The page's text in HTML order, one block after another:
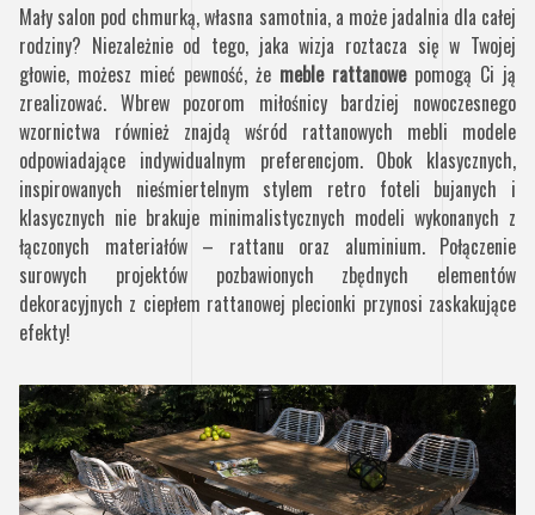
Mały salon pod chmurką, własna samotnia, a może jadalnia dla całej
rodziny? Niezależnie od tego, jaka wizja roztacza się w Twojej
głowie, możesz mieć pewność, że meble rattanowepomogą Ci ją
zrealizować. Wbrew pozorom miłośnicy bardziej nowoczesnego
wzornictwa również znajdą wśród rattanowych mebli modele
odpowiadające indywidualnym preferencjom. Obok klasycznych,
inspirowanych nieśmiertelnym stylem retro foteli bujanych i
klasycznych nie brakuje minimalistycznych modeli wykonanych z
łączonych materiałów – rattanu oraz aluminium. Połączenie
surowych projektów pozbawionych zbędnych elementów
dekoracyjnych z ciepłem rattanowej plecionki przynosi zaskakujące
efekty!